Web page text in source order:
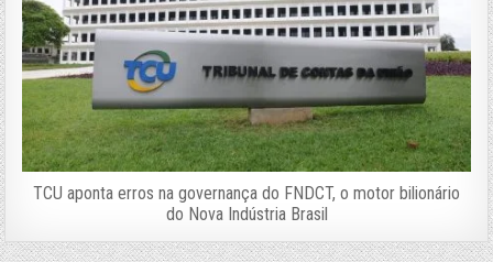
TCU aponta erros na governança do FNDCT, o motor bilionário
do Nova Indústria Brasil